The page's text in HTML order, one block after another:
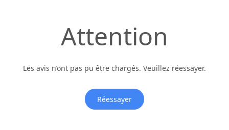
Attention
Les avis n’ont pas pu être chargés. Veuillez réessayer.
Réessayer